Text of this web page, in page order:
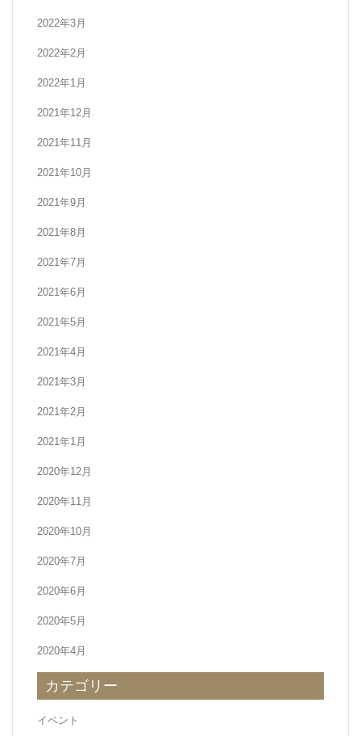
2022年3月
2022年2月
2022年1月
2021年12月
2021年11月
2021年10月
2021年9月
2021年8月
2021年7月
2021年6月
2021年5月
2021年4月
2021年3月
2021年2月
2021年1月
2020年12月
2020年11月
2020年10月
2020年7月
2020年6月
2020年5月
2020年4月
カテゴリー
イベント